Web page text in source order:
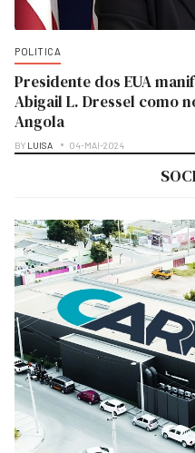
POLITICA
Presidente dos EUA
Abigail L. Dressel como
Angola
BY LUISA 04-MAI-2024